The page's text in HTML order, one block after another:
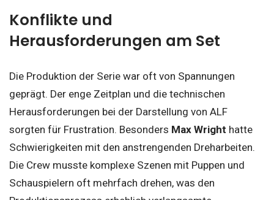
Konflikte und
Herausforderungen am Set
Die Produktion der Serie war oft von Spannungen
geprägt. Der enge Zeitplan und die technischen
Herausforderungen bei der Darstellung von ALF
sorgten für Frustration. Besonders Max Wright hatte
Schwierigkeiten mit den anstrengenden Dreharbeiten.
Die Crew musste komplexe Szenen mit Puppen und
Schauspielern oft mehrfach drehen, was den